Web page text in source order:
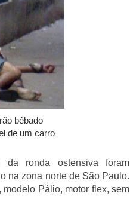
bêbado
de um carro
da ronda ostensiva foram
na zona norte de São Paulo.
Pálio, motor flex, sem